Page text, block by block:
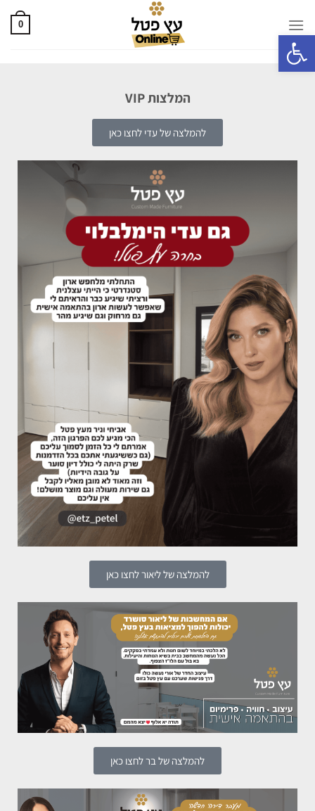
פתח סרגל נגישות
0
המלצות VIP
להמלצה של עדי לחצו כאן
להמלצה של ליאור לחצו כאן
להמלצה של בר לחצו כאן